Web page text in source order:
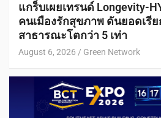
แกร็บเผยเทรนด์ Longevity-
คนเมืองรักสุขภาพ ดันยอดเรี
สาธารณะโตกว่า 5 เท่า
August 6, 2026 Green Network